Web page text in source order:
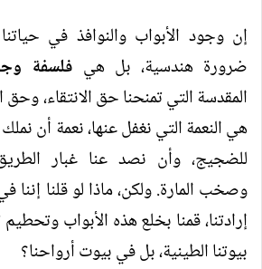
إن وجود الأبواب والنوافذ في
ضرورة هندسية، بل هي فلسفة
المقدسة التي تمنحنا حق الانتقاء،
هي النعمة التي نغفل عنها، نعمة أن
للضجيج، وأن نصد عنا غبار
وصخب المارة. ولكن، ماذا لو قلنا إننا
إرادتنا، قمنا بخلع هذه الأبواب
بيوتنا الطينية، بل في بيوت أرواحنا؟